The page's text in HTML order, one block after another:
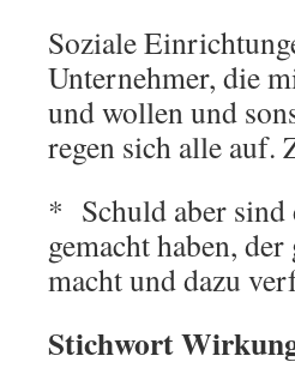
Soziale
Unternehmer, die
und wollen und
regen sich alle auf.
* Schuld aber sind
gemacht haben,
macht und dazu
Stichwort